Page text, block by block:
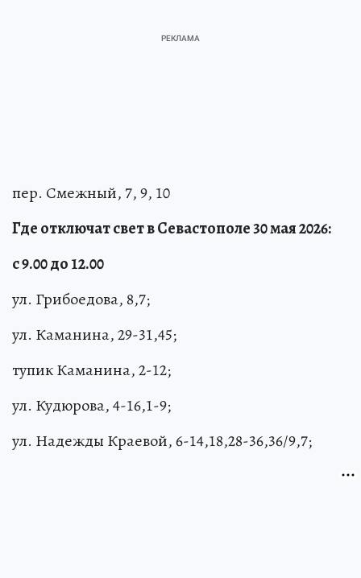
пер. Смежный, 7, 9, 10
Где отключат свет в Севастополе 30 мая 2026:
с 9.00 до 12.00
ул. Грибоедова, 8,7;
ул. Каманина, 29-31,45;
тупик Каманина, 2-12;
ул. Кудюрова, 4-16,1-9;
ул. Надежды Краевой, 6-14,18,28-36,36/9,7;